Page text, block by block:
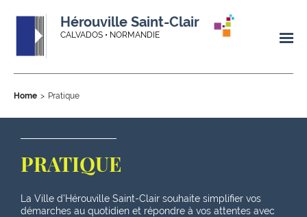
Hérouville Saint-Clair
CALVADOS • NORMANDIE
Home Pratique
PRATIQUE
La Ville d’Hérouville Saint-Clair souhaite simplifier vos
démarches au quotidien et répondre à vos attentes avec